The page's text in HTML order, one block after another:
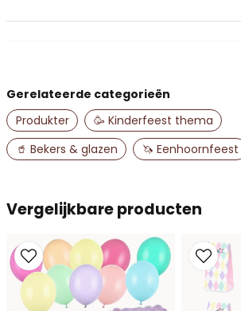
name
Naam
Ja, u mag mijn vraag
Vergelijkbare producten
Gerelateerde categorieën
Produkter
🥳 Kinderfeest thema
🥤 Bekers & glazen
🦄 Eenhoornfeest